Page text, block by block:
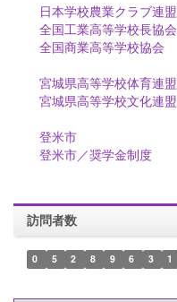
日本学校農業クラブ連盟
全国工業高等学校長協会
全国商業高等学校協会
宮城県高等学校体育連盟
宮城県高等学校文化連盟
登米市
登米市／奨学金制度
訪問者数
0 5 2 8 9 6 3 1